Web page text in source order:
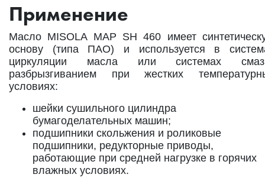
Применение
Масло MISOLA MAP SH 460 имеет
основу (типа ПАО) и используется в
циркуляции масла или системах
разбрызгиванием при жестких
условиях:
шейки сушильного цилиндра
бумагоделательных машин;
подшипники скольжения и роликовые
подшипники, редукторные приводы,
работающие при средней нагрузке в горячих
влажных условиях.